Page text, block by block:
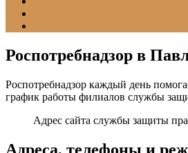
Роспотребнадзор в
Роспотребнадзор каждый день
график работы филиалов службы
Адрес сайта службы защиты
Адреса, телефоны и